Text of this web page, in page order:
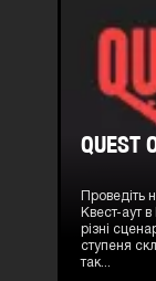
QUEST
Проведіть
Квест-аут
різні
ступеня
так...